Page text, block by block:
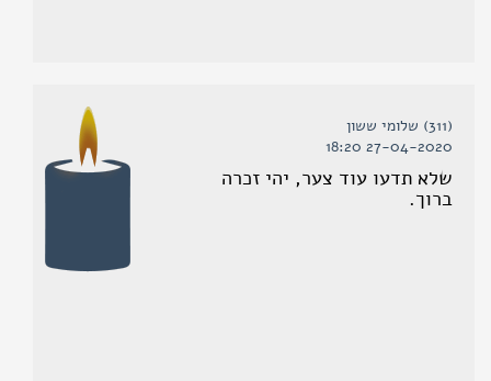
(311) שלומי ששון
27-04-2020 18:20
שלא תדעו עוד צער, יהי זכרה
ברוך.